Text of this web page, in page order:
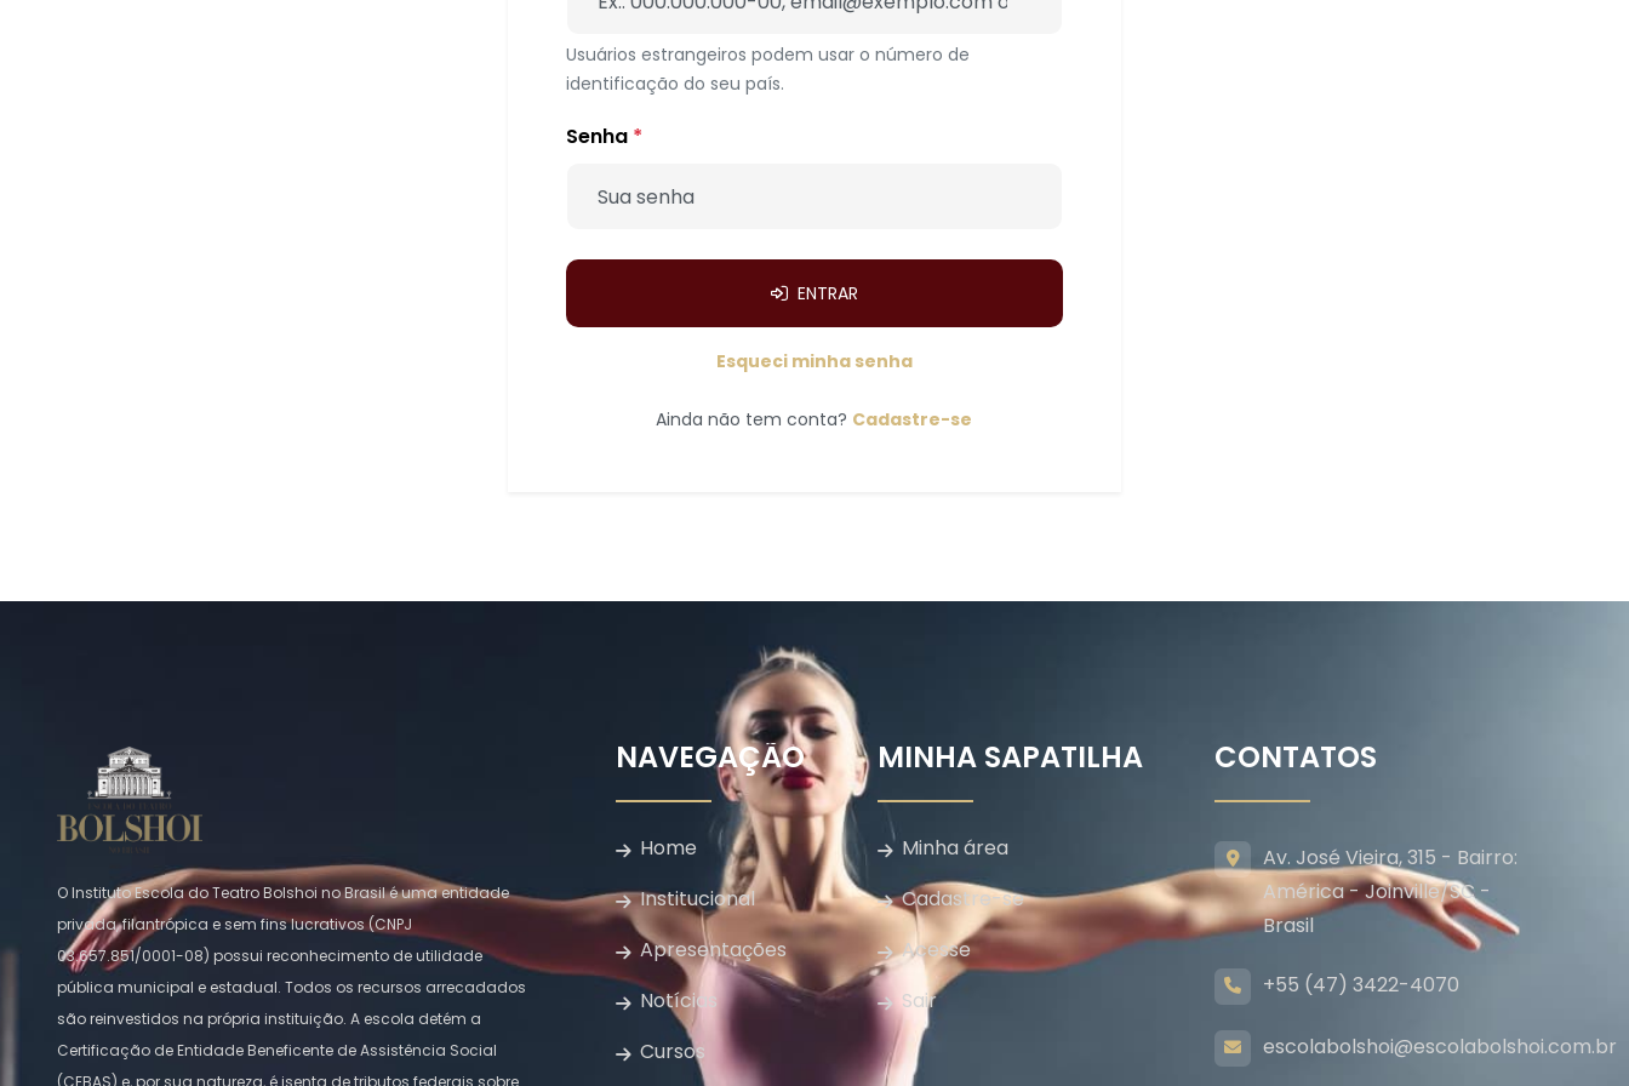
Usuários estrangeiros podem usar o número de
identificação do seu país.
Senha *
ENTRAR
Esqueci minha senha
Ainda não tem conta? Cadastre-se
O Instituto Escola do Teatro Bolshoi no Brasil é uma entidade
privada, filantrópica e sem fins lucrativos (CNPJ
03.657.851/0001-08) possui reconhecimento de utilidade
pública municipal e estadual. Todos os recursos arrecadados
são reinvestidos na própria instituição. A escola detém a
Certificação de Entidade Beneficente de Assistência Social
(CEBAS) e, por sua natureza, é isenta de tributos federais sobre
NAVEGAÇÃO
Home
Institucional
Apresentações
Notícias
Cursos
MINHA SAPATILHA
Minha área
Cadastre-se
Acesse
Sair
CONTATOS
Av. José Vieira, 315 - Bairro:
América - Joinville/SC -
Brasil
+55 (47) 3422-4070
escolabolshoi@escolabolshoi.com.br